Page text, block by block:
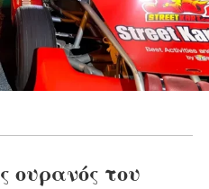
ουρανός του